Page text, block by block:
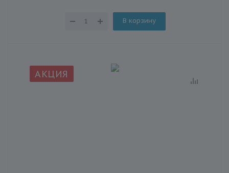
В корзину
АКЦИЯ